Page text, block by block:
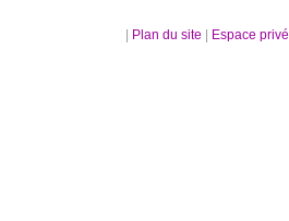
Plan du site Espace privé